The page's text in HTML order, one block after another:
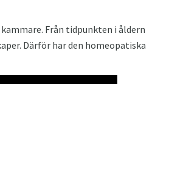
Från tidpunkten i åldern
Därför har den homeopatiska